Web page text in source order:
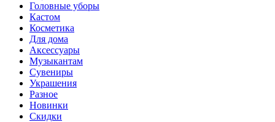
Головные уборы
Кастом
Косметика
Для дома
Аксессуары
Музыкантам
Сувениры
Украшения
Разное
Новинки
Скидки